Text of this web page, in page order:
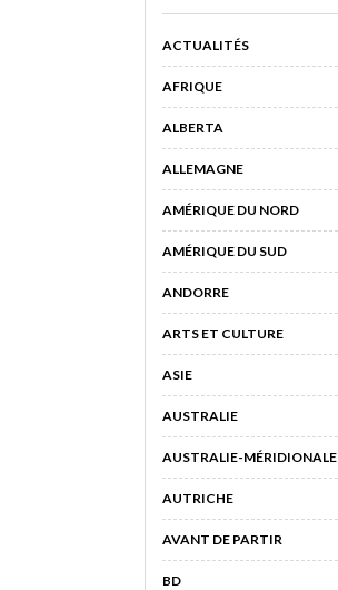
ACTUALITÉS
AFRIQUE
ALBERTA
ALLEMAGNE
AMÉRIQUE DU NORD
AMÉRIQUE DU SUD
ANDORRE
ARTS ET CULTURE
ASIE
AUSTRALIE
AUSTRALIE-MÉRIDIONALE
AUTRICHE
AVANT DE PARTIR
BD